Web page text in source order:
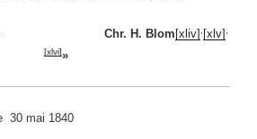
Myhre Chr. H. Blom [xliv] [xlv]
[xlvi]»
30 mai 1840